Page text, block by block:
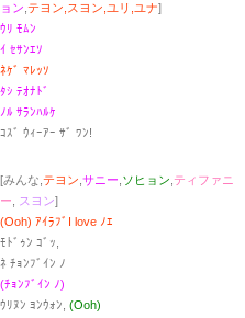
ョン テヨン,スヨン,ユリ,ユナ]
ｳﾘ ﾓﾑﾝ
ｲ ｾｻﾝｴｿ
ﾈｹﾞ ﾏﾚｯｿ
ﾀｼ ﾃｵﾅﾄﾞ
ﾉﾙ ｻﾗﾝﾊﾙｹ
ｺｽﾞ ｳｨｰｱｰ ｻﾞ ﾜﾝ!
[みんな, テヨン サニー ソヒョン ティファニ
ー
スヨン]
(Ooh) ｱｲﾗﾌﾞI love ﾉｴ
ﾓﾄﾞｩﾝ ｺﾞｯ,
ﾈ ﾁｮﾝﾌﾞｲﾝ ﾉ
(ﾁｮﾝﾌﾞｲﾝ ﾉ)
ｳﾘﾇﾝ ﾖﾝｳｫﾝ, (Ooh)